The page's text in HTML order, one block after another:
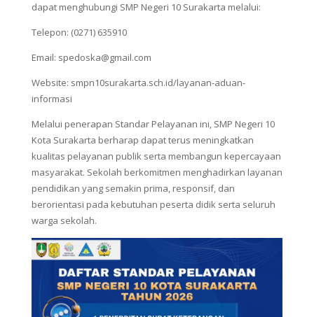
dapat menghubungi SMP Negeri 10 Surakarta melalui:
Telepon: (0271) 635910
Email: spedoska@gmail.com
Website: smpn10surakarta.sch.id/layanan-aduan-
informasi
Melalui penerapan Standar Pelayanan ini, SMP Negeri 10
Kota Surakarta berharap dapat terus meningkatkan
kualitas pelayanan publik serta membangun kepercayaan
masyarakat. Sekolah berkomitmen menghadirkan layanan
pendidikan yang semakin prima, responsif, dan
berorientasi pada kebutuhan peserta didik serta seluruh
warga sekolah.